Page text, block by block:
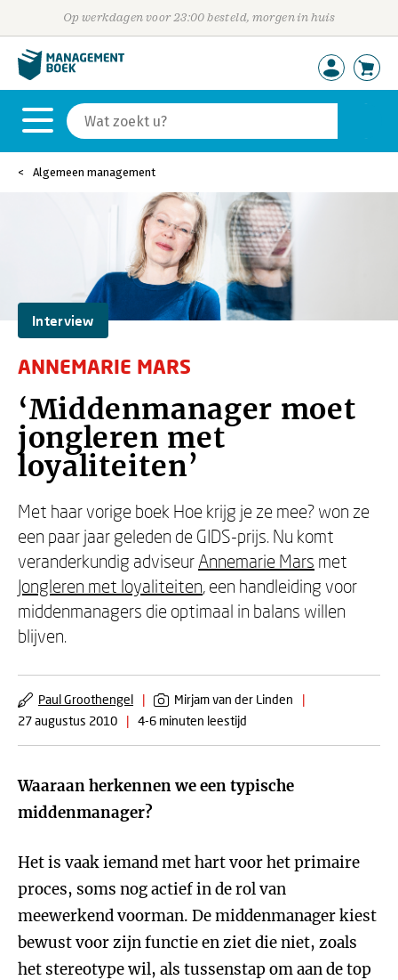
Op werkdagen voor 23:00 besteld, morgen in huis
Algemeen management
Interview
ANNEMARIE MARS
‘Middenmanager moet
jongleren met
loyaliteiten’
Met haar vorige boek Hoe krijg je ze mee? won ze
een paar jaar geleden de GIDS-prijs. Nu komt
veranderkundig adviseur Annemarie Mars met
Jongleren met loyaliteiten, een handleiding voor
middenmanagers die optimaal in balans willen
blijven.
Paul Groothengel | Mirjam van der Linden
|
27 augustus 2010
| 4-6 minuten leestijd
Waaraan herkennen we een typische
middenmanager?
Het is vaak iemand met hart voor het primaire
proces, soms nog actief in de rol van
meewerkend voorman. De middenmanager kiest
bewust voor zijn functie en ziet die niet, zoals
het stereotype wil, als tussenstap om aan de top